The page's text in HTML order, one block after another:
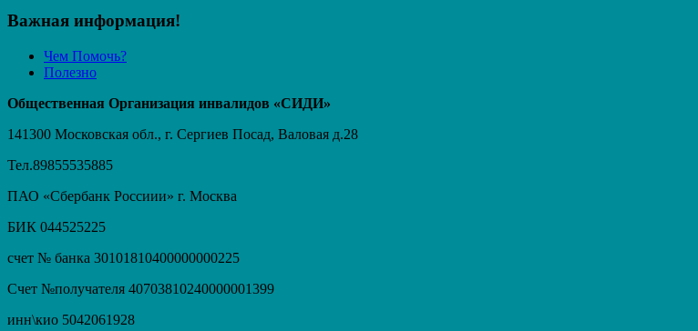
Важная информация!
Чем Помочь?
Полезно
Общественная Организация инвалидов «СИДИ»
141300 Московская обл., г. Сергиев Посад, Валовая д.28
Тел.89855535885
ПАО «Сбербанк Россиии» г. Москва
БИК 044525225
счет № банка 30101810400000000225
Счет №получателя 40703810240000001399
инн\кио 5042061928